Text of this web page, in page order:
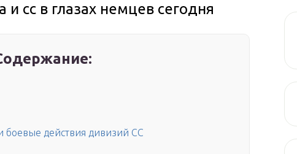
и сс в глазах немцев сегодня
боевые действия дивизий СС